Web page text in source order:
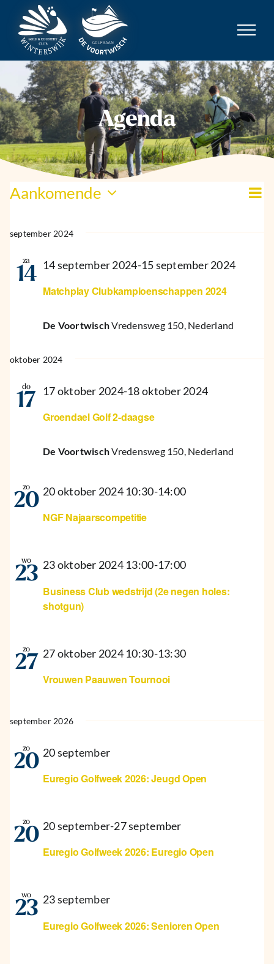
inhoud
Agenda
Evenementen Lijst
Aankomende
een
datum.
september 2024
za
14
Matchplay Clubkampioenschappen 2024
14 september 2024-15 september 2024
De VoortwischVredensweg 150, Nederland
oktober 2024
do
17
Groendael Golf 2-daagse
17 oktober 2024-18 oktober 2024
De VoortwischVredensweg 150, Nederland
zo
20
NGF Najaarscompetitie
20 oktober 2024 10:30-14:00
wo
23
Business Club wedstrijd (2e negen holes:
shotgun)
23 oktober 2024 13:00-17:00
zo
27
Vrouwen Paauwen Tournooi
27 oktober 2024 10:30-13:30
september 2026
zo
20
Euregio Golfweek 2026: Jeugd Open
20 september
zo
20
Euregio Golfweek 2026: Euregio Open
20 september-27 september
wo
23
Euregio Golfweek 2026: Senioren Open
23 september